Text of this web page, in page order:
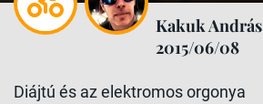
Kakuk András
2015/06/08
Diájtú és az elektromos orgonya